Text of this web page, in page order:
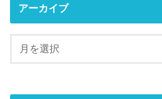
アーカイブ